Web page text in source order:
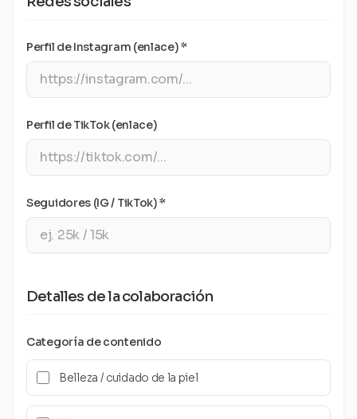
Perfil de Instagram (enlace) *
Perfil de TikTok (enlace)
Seguidores (IG / TikTok) *
Detalles de la colaboración
Categoría de contenido
Belleza / cuidado de la piel